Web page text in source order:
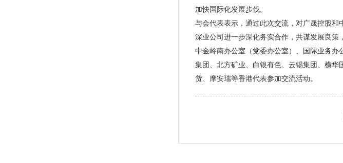
加快国际化发展步伐。
与会代表表示，通过此次交流，对广晟控股
深业公司进一步深化务实合作，共谋发展良策
中金岭南办公室（党委办公室）、国际业务
集团、北方矿业、白银有色、云锡集团、横
货、摩安瑞等香港代表参加交流活动。